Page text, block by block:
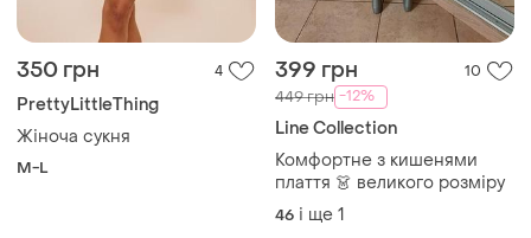
350 грн 4
PrettyLittleThing
Жіноча сукня
M-L
399 грн 10
449 грн -12%
Line Collection
Комфортне з кишенями
плаття 👗 великого розміру
46 і ще 1